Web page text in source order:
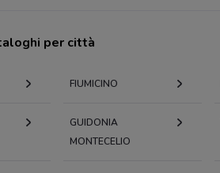
per città
FIUMICINO
GUIDONIA
MONTECELIO